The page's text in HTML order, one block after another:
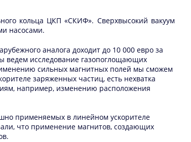
кольца ЦКП «СКИФ». Сверхвысокий вакуум
насосами.
аналога доходит до 10 000 евро за
ведем исследование газопоглощающих
сильных магнитных полей мы сможем
заряженных частиц, есть нехватка
например, изменению расположения
применяемых в линейном ускорителе
что применение магнитов, создающих